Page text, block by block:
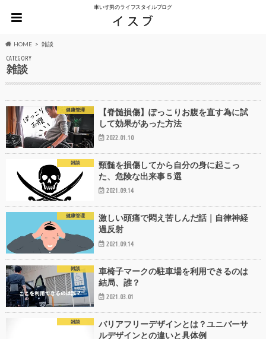
車いす男のライフスタイルブログ
HOME 雑談
CATEGORY
雑談
健康管理
【脊髄損傷】ぽっこりお腹を直す為に試
して効果があった方法
2022.01.10
雑談
頸髄を損傷してから自分の身に起こっ
た、危険な出来事５選
2021.09.14
健康管理
激しい頭痛で悶え苦しんだ話｜自律神経
過反射
2021.09.14
雑談
車椅子マークの駐車場を利用できるのは
結局、誰？
2021.03.01
雑談
バリアフリーデザインとは？ユニバーサ
ルデザインとの違いと具体例